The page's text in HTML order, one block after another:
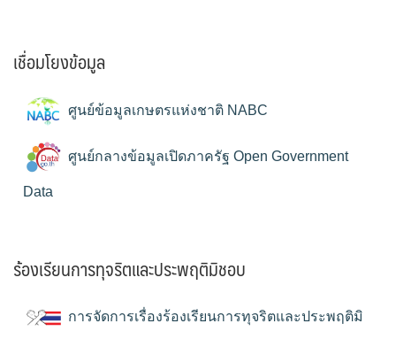
เชื่อมโยงข้อมูล
ศูนย์ข้อมูลเกษตรแห่งชาติ NABC
ศูนย์กลางข้อมูลเปิดภาครัฐ Open Government
Data
ร้องเรียนการทุจริตและประพฤติมิชอบ
การจัดการเรื่องร้องเรียนการทุจริตและประพฤติมิ